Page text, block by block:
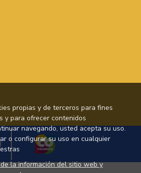
propias y de terceros para fines
y para ofrecer contenidos
navegando, usted acepta su uso.
o configurar su uso en cualquier
la información del sitio web y